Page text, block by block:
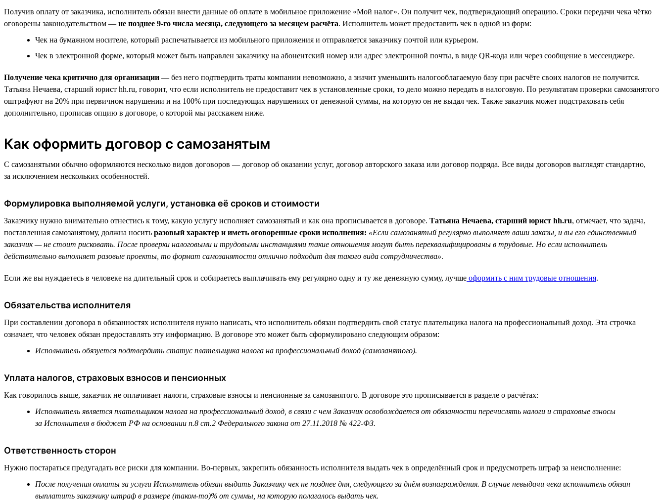
Получив оплату от заказчика, исполнитель обязан внести данные об оплате в мобильное приложение «Мой налог». Он получит чек, подтверждающий операцию. Сроки передачи чека чётко
оговорены законодательством — не позднее 9-го числа месяца, следующего за месяцем расчёта. Исполнитель может предоставить чек в одной из форм:
Чек на бумажном носителе, который распечатывается из мобильного приложения и отправляется заказчику почтой или курьером.
Чек в электронной форме, который может быть направлен заказчику на абонентский номер или адрес электронной почты, в виде QR-кода или через сообщение в мессенджере.
Получение чека критично для организации — без него подтвердить траты компании невозможно, а значит уменьшить налогооблагаемую базу при расчёте своих налогов не получится.
Татьяна Нечаева, старший юрист hh.ru, говорит, что если исполнитель не предоставит чек в установленные сроки, то дело можно передать в налоговую. По результатам проверки самозанятого
оштрафуют на 20% при первичном нарушении и на 100% при последующих нарушениях от денежной суммы, на которую он не выдал чек. Также заказчик может подстраховать себя
дополнительно, прописав опцию в договоре, о которой мы расскажем ниже.
Как оформить договор с самозанятым
С самозанятыми обычно оформляются несколько видов договоров — договор об оказании услуг, договор авторского заказа или договор подряда. Все виды договоров выглядят стандартно,
за исключением нескольких особенностей.
Формулировка выполняемой услуги, установка её сроков и стоимости
Заказчику нужно внимательно отнестись к тому, какую услугу исполняет самозанятый и как она прописывается в договоре. Татьяна Нечаева, старший юрист hh.ru, отмечает, что задача,
поставленная самозанятому, должна носить разовый характер и иметь оговоренные сроки исполнения: «Если самозанятый регулярно выполняет ваши заказы, и вы его единственный
заказчик — не стоит рисковать. После проверки налоговыми и трудовыми инстанциями такие отношения могут быть переквалифицированы в трудовые. Но если исполнитель
действительно выполняет разовые проекты, то формат самозанятости отлично подходит для такого вида сотрудничества».
Если же вы нуждаетесь в человеке на длительный срок и собираетесь выплачивать ему регулярно одну и ту же денежную сумму, лучше оформить с ним трудовые отношения.
Обязательства исполнителя
При составлении договора в обязанностях исполнителя нужно написать, что исполнитель обязан подтвердить свой статус плательщика налога на профессиональный доход. Эта строчка
означает, что человек обязан предоставлять эту информацию. В договоре это может быть сформулировано следующим образом:
Исполнитель обязуется подтвердить статус плательщика налога на профессиональный доход (самозанятого).
Уплата налогов, страховых взносов и пенсионных
Как говорилось выше, заказчик не оплачивает налоги, страховые взносы и пенсионные за самозанятого. В договоре это прописывается в разделе о расчётах:
Исполнитель является плательщиком налога на профессиональный доход, в связи с чем Заказчик освобождается от обязанности перечислять налоги и страховые взносы
за Исполнителя в бюджет РФ на основании п.8 ст.2 Федерального закона от 27.11.2018 № 422-ФЗ.
Ответственность сторон
Нужно постараться предугадать все риски для компании. Во-первых, закрепить обязанность исполнителя выдать чек в определённый срок и предусмотреть штраф за неисполнение:
После получения оплаты за услуги Исполнитель обязан выдать Заказчику чек не позднее дня, следующего за днём вознаграждения. В случае невыдачи чека исполнитель обязан
выплатить заказчику штраф в размере (таком-то)% от суммы, на которую полагалось выдать чек.